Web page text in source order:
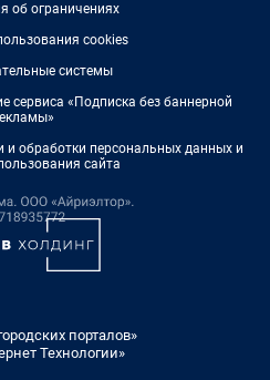
об ограничениях
cookies
системы
сервиса «Подписка без баннерной
и обработки персональных данных и
сайта
порталов»
Технологии»